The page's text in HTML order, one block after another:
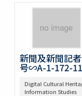
新聞及新聞記
号∽A-1-172-11
Digital Cultural
Information Studies